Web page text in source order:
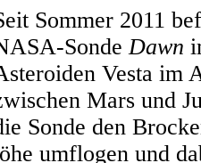
Sommer 2011
SondeDawn
Vesta im
Mars und
Sonde den
umflogen und